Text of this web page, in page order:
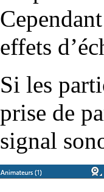
effets
Si les
prise de
signal